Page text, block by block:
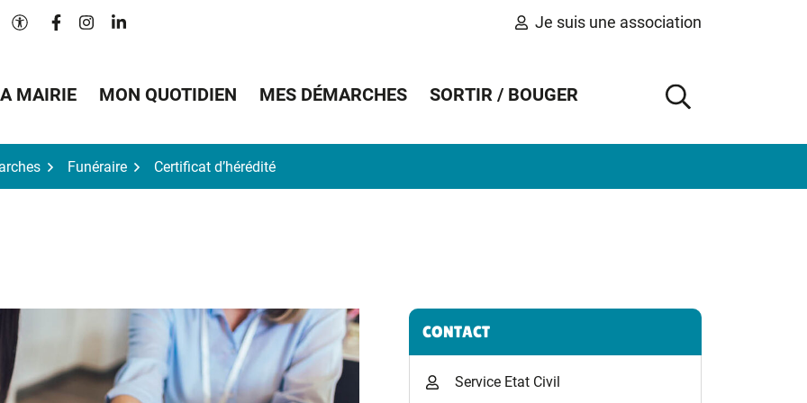
Paramètres d'accessibilité
Lien vers le compte Facebook
Lien vers le compte Instagram
Lien vers le compte Linkedin Je suis une association
MAIRIE MON QUOTIDIEN MES DÉMARCHES SORTIR / BOUGER
AFFICHER
Funéraire Certificat d’hérédité
Informations complémentaires
CONTACT
Service Etat Civil